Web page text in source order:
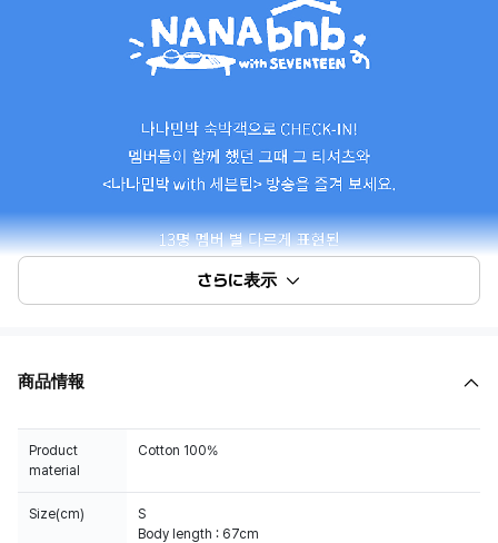
さらに表示
商品情報
Product
material
Cotton 100%
Size(cm)
S
Body length : 67cm